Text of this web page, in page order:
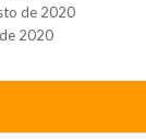
de 2020
2020